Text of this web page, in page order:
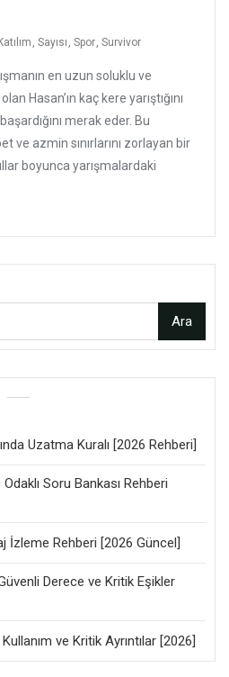
Katılım , Sayısı , Spor, Survivor
en uzun soluklu ve
Hasan’ın kaç kere yarıştığını
merak eder. Bu
ve azmin sınırlarını zorlayan bir
boyunca yarışmalardaki
Ara
Uzatma Kuralı [2026 Rehberi]
Soru Bankası Rehberi
İzleme Rehberi [2026 Güncel]
Derece ve Kritik Eşikler
ve Kritik Ayrıntılar [2026]